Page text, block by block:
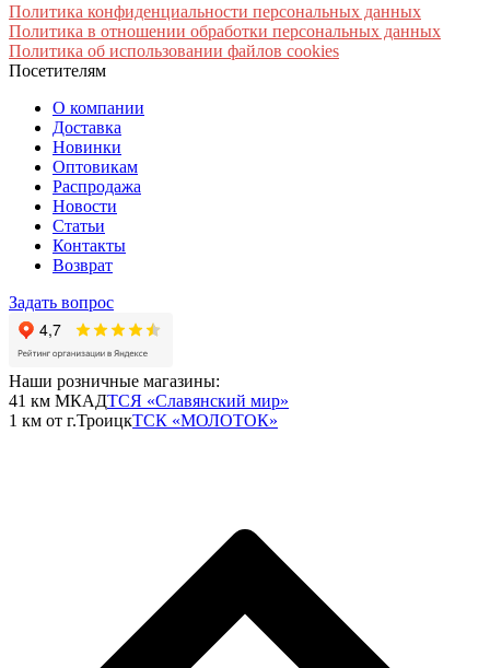
Политика конфиденциальности персональных данных
Политика в отношении обработки персональных данных
Политика об использовании файлов cookies
Посетителям
О компании
Доставка
Новинки
Оптовикам
Распродажа
Новости
Статьи
Контакты
Возврат
Задать вопрос
Наши розничные магазины:
41 км МКАДТСЯ «Славянский мир»
1 км от г.ТроицкТСК «МОЛОТОК»